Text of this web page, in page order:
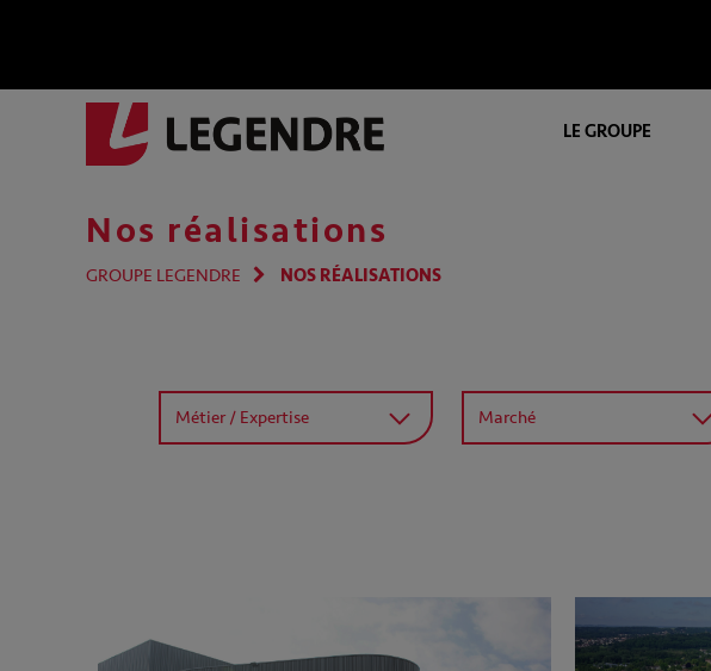
LE GROUPE
Nos réalisations
GROUPE LEGENDRE NOS RÉALISATIONS
Métier / Expertise Marché